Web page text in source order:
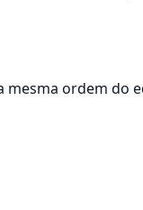
ordem do